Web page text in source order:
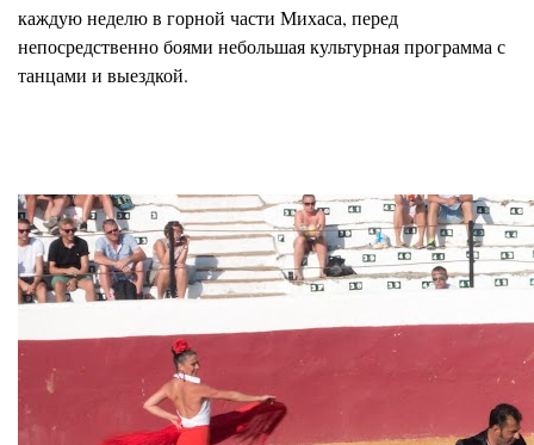
каждую неделю в горной части Михаса, перед
непосредственно боями небольшая культурная программа с
танцами и выездкой.